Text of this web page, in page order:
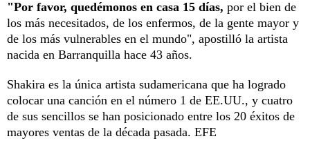
"Por favor, quedémonos en casa 15 días, por el bien de
los más necesitados, de los enfermos, de la gente mayor y
de los más vulnerables en el mundo", apostilló la artista
nacida en Barranquilla hace 43 años.
Shakira es la única artista sudamericana que ha logrado
colocar una canción en el número 1 de EE.UU., y cuatro
de sus sencillos se han posicionado entre los 20 éxitos de
mayores ventas de la década pasada. EFE